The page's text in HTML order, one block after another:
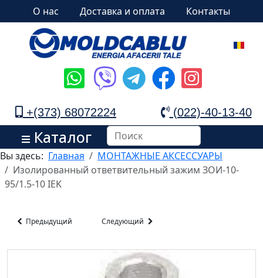
О нас Доставка и оплата Контакты
+(373) 68072224 (022)-40-13-40
Каталог
Вы здесь: Главная
МОНТАЖНЫЕ АКСЕССУАРЫ
Изолированный ответвительный зажим ЗОИ-10-
95/1.5-10 IEK
Предыдущий Следующий